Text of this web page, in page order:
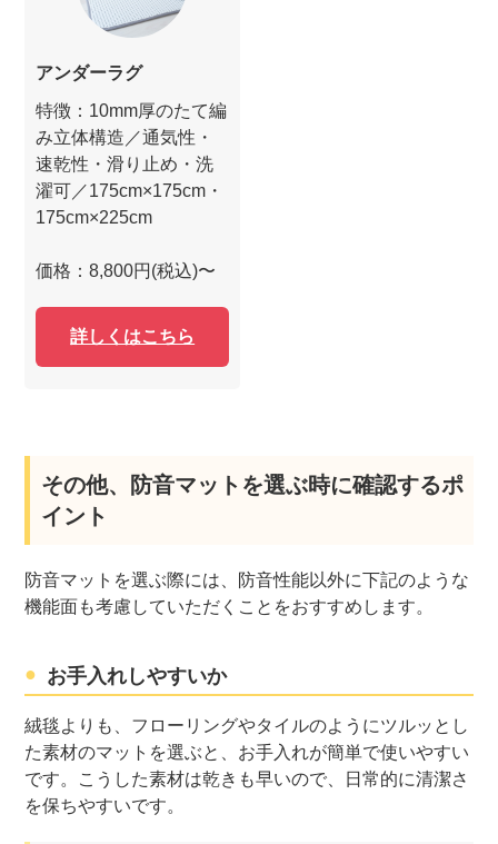
アンダーラグ
特徴：10mm厚のたて編
み立体構造／通気性・
速乾性・滑り止め・洗
濯可／175cm×175cm・
175cm×225cm
価格：8,800円(税込)〜
詳しくはこちら
その他、防音マットを選ぶ時に確認するポ
イント
防音マットを選ぶ際には、防音性能以外に下記のような
機能面も考慮していただくことをおすすめします。
お手入れしやすいか
絨毯よりも、フローリングやタイルのようにツルッとし
た素材のマットを選ぶと、お手入れが簡単で使いやすい
です。こうした素材は乾きも早いので、日常的に清潔さ
を保ちやすいです。